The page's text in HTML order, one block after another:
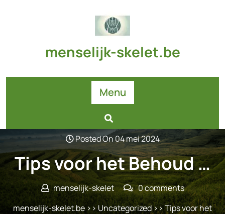
menselijk-skelet.be
Menu
Posted On 04 mei 2024
Tips voor het Behoud …
menselijk-skelet
0 comments
menselijk-skelet.be >>Uncategorized>> Tips voor het